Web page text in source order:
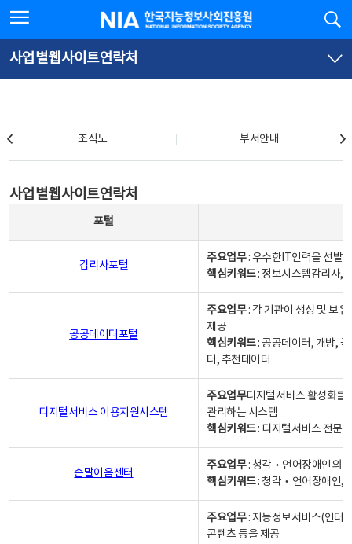
문
로
가
체
뉴
바
가
한국지능정보사회진흥원
사업별웹사이트연락처
조직도 부서안내
사업별웹사이트연락처
포털
감리사포털
주요업무: 우수한IT인력을 선발
핵심키워드: 정보시스템감리사,
공공데이터포털
주요업무: 각 기관이 생성 및 보
제공
핵심키워드: 공공데이터, 개방,
터, 추천데이터
디지털서비스 이용지원시스템
주요업무디지털서비스 활성화를
관리하는 시스템
핵심키워드: 디지털서비스 전문
손말이음센터
주요업무: 청각‧언어장애인의
핵심키워드: 청각‧언어장애인,
주요업무: 지능정보서비스(인터
콘텐츠 등을 제공